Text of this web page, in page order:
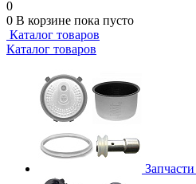
0
0 В корзине пока пусто
Каталог товаров
Каталог товаров